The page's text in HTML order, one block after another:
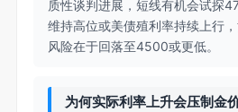
质性谈判进展，短线有机会试探
维持高位或美债殖利率持续上行
风险在于回落至4500或更低。
为何实际利率上升会压制金